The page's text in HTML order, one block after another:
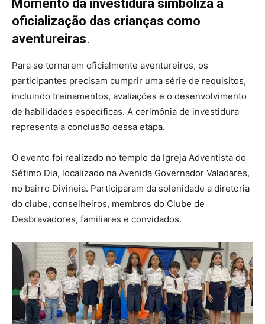
Momento da investidura simboliza a
oficialização das crianças como
aventureiras.
Para se tornarem oficialmente aventureiros, os
participantes precisam cumprir uma série de requisitos,
incluindo treinamentos, avaliações e o desenvolvimento
de habilidades específicas. A cerimônia de investidura
representa a conclusão dessa etapa.
O evento foi realizado no templo da Igreja Adventista do
Sétimo Dia, localizado na Avenida Governador Valadares,
no bairro Divineia. Participaram da solenidade a diretoria
do clube, conselheiros, membros do Clube de
Desbravadores, familiares e convidados.